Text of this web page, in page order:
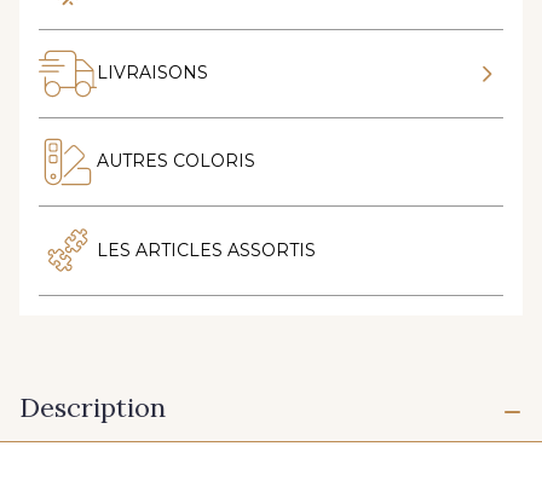
LIVRAISONS
AUTRES COLORIS
LES ARTICLES ASSORTIS
Description